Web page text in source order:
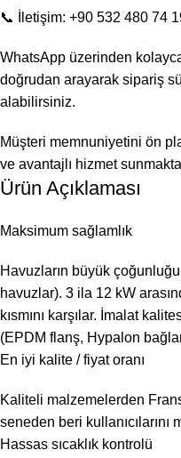
📞 İletişim: +90 532 480 74
WhatsApp üzerinden
doğrudan arayarak sipariş
alabilirsiniz.
Müşteri memnuniyetini ön
ve avantajlı hizmet
Ürün Açıklaması
Maksimum sağlamlık
Havuzların büyük
havuzlar). 3 ila 12 kW
kısmını karşılar. İmalat
(EPDM flanş, Hypalon
En iyi kalite / fiyat oranı
Kaliteli malzemelerden
seneden beri
Hassas sıcaklık kontrolü